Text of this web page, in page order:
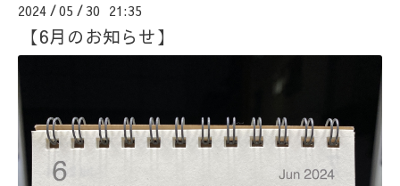
2024 /05 /30 21:35
【6月のお知らせ】